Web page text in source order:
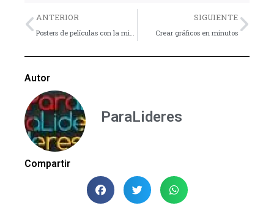
Previo
ANTERIOR SIGUIENTE
Crear gráficos en minutos
Autor
ParaLideres
Compartir